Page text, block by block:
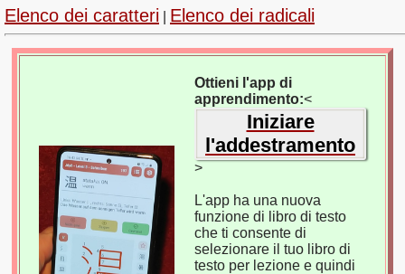
Elenco dei caratteri Elenco dei radicali
Ottieni l'app di
apprendimento:<
Iniziare
l'addestramento
>
L'app ha una nuova
funzione di libro di testo
che ti consente di
selezionare il tuo libro di
testo per lezione e quindi